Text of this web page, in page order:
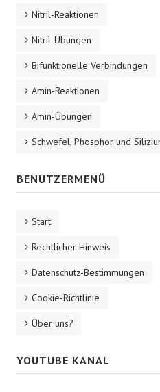
Nitril-Reaktionen
Nitril-Übungen
Bifunktionelle Verbindungen
Amin-Reaktionen
Amin-Übungen
Schwefel, Phosphor und
BENUTZERMENÜ
Start
Rechtlicher Hinweis
Datenschutz-Bestimmungen
Cookie-Richtlinie
Über uns?
YOUTUBE KANAL